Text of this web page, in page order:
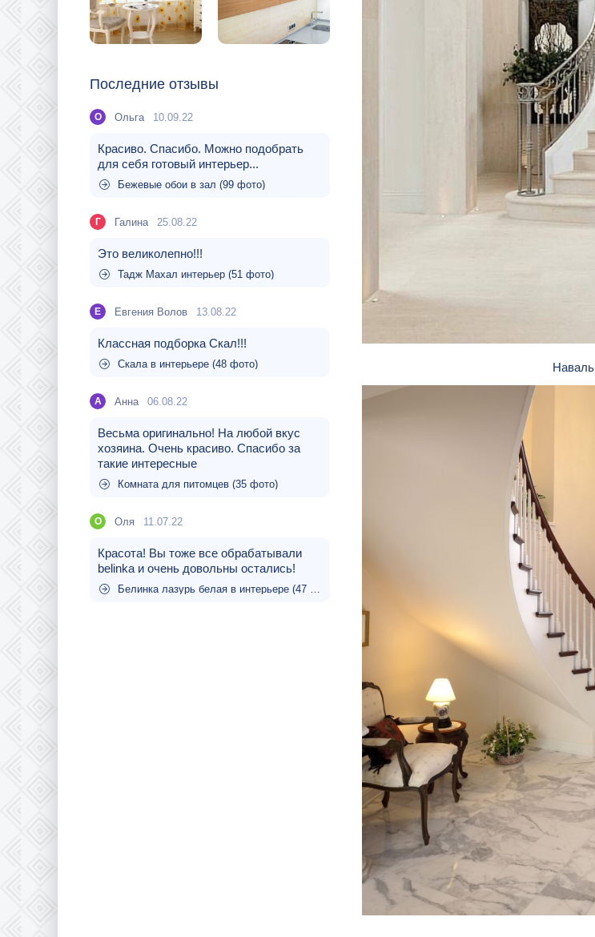
Последние отзывы
О Ольга 10.09.22
Красиво. Спасибо. Можно подобрать
для себя готовый интерьер...
Бежевые обои в зал (99 фото)
Г Галина 25.08.22
Это великолепно!!!
Тадж Махал интерьер (51 фото)
Е Евгения Волов 13.08.22
Классная подборка Скал!!!
Скала в интерьере (48 фото)
A Aнна 06.08.22
Весьма оригинально! На любой вкус
хозяина. Очень красиво. Спасибо за
такие интересные
Комната для питомцев (35 фото)
О Оля 11.07.22
Красота! Вы тоже все обрабатывали
belinka и очень довольны остались!
Белинка лазурь белая в интерьере (47 фото)